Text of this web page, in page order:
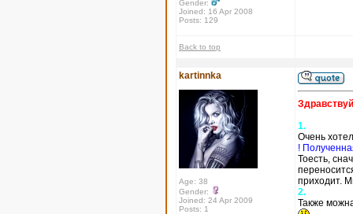
Gender:
Joined: 16 Apr 2008
Posts: 129
Back to top
kartinnka
Age: 38
Gender:
Joined: 24 Apr 2009
Posts: 1
1.
Очень
!
Тоесть,
приходит.
2.
Также